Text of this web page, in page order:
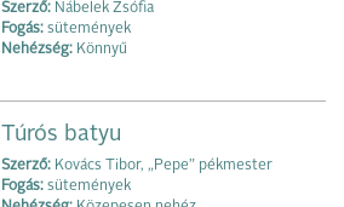
Szerző: Nábelek Zsófia
Fogás: sütemények
Nehézség: Könnyű
Túrós batyu
Szerző: Kovács Tibor, „Pepe” pékmester
Fogás: sütemények